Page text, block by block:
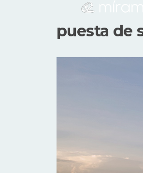
puesta de